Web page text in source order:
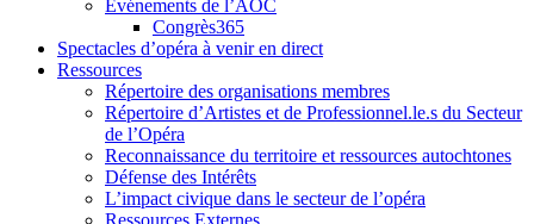
Événements de l’AOC
Congrès365
Spectacles d’opéra à venir en direct
Ressources
Répertoire des organisations membres
Répertoire d’Artistes et de Professionnel.le.s du Secteur
de l’Opéra
Reconnaissance du territoire et ressources autochtones
Défense des Intérêts
L’impact civique dans le secteur de l’opéra
Ressources Externes